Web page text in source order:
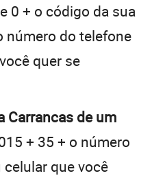
0 + o código da sua
número do telefone
quer se
Carrancas de um
+ 35 + o número
que você